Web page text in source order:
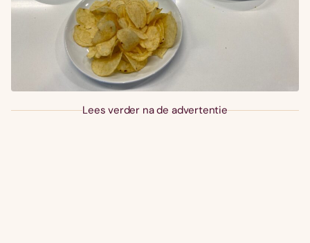
Lees verder na de advertentie